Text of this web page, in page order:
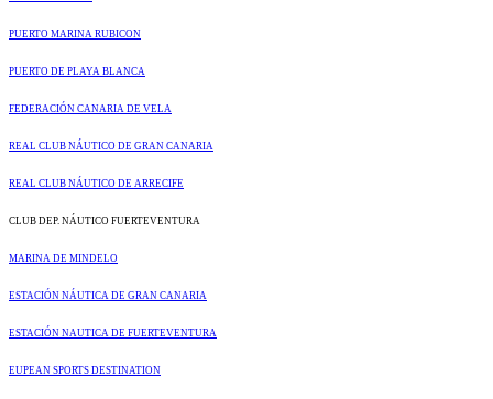
PUERTO MARINA RUBICON
PUERTO DE PLAYA BLANCA
FEDERACIÓN CANARIA DE VELA
REAL CLUB NÁUTICO DE GRAN CANARIA
REAL CLUB NÁUTICO DE ARRECIFE
CLUB DEP. NÁUTICO FUERTEVENTURA
MARINA DE MINDELO
ESTACIÓN NÁUTICA DE GRAN CANARIA
ESTACIÓN NAUTICA DE FUERTEVENTURA
EUPEAN SPORTS DESTINATION